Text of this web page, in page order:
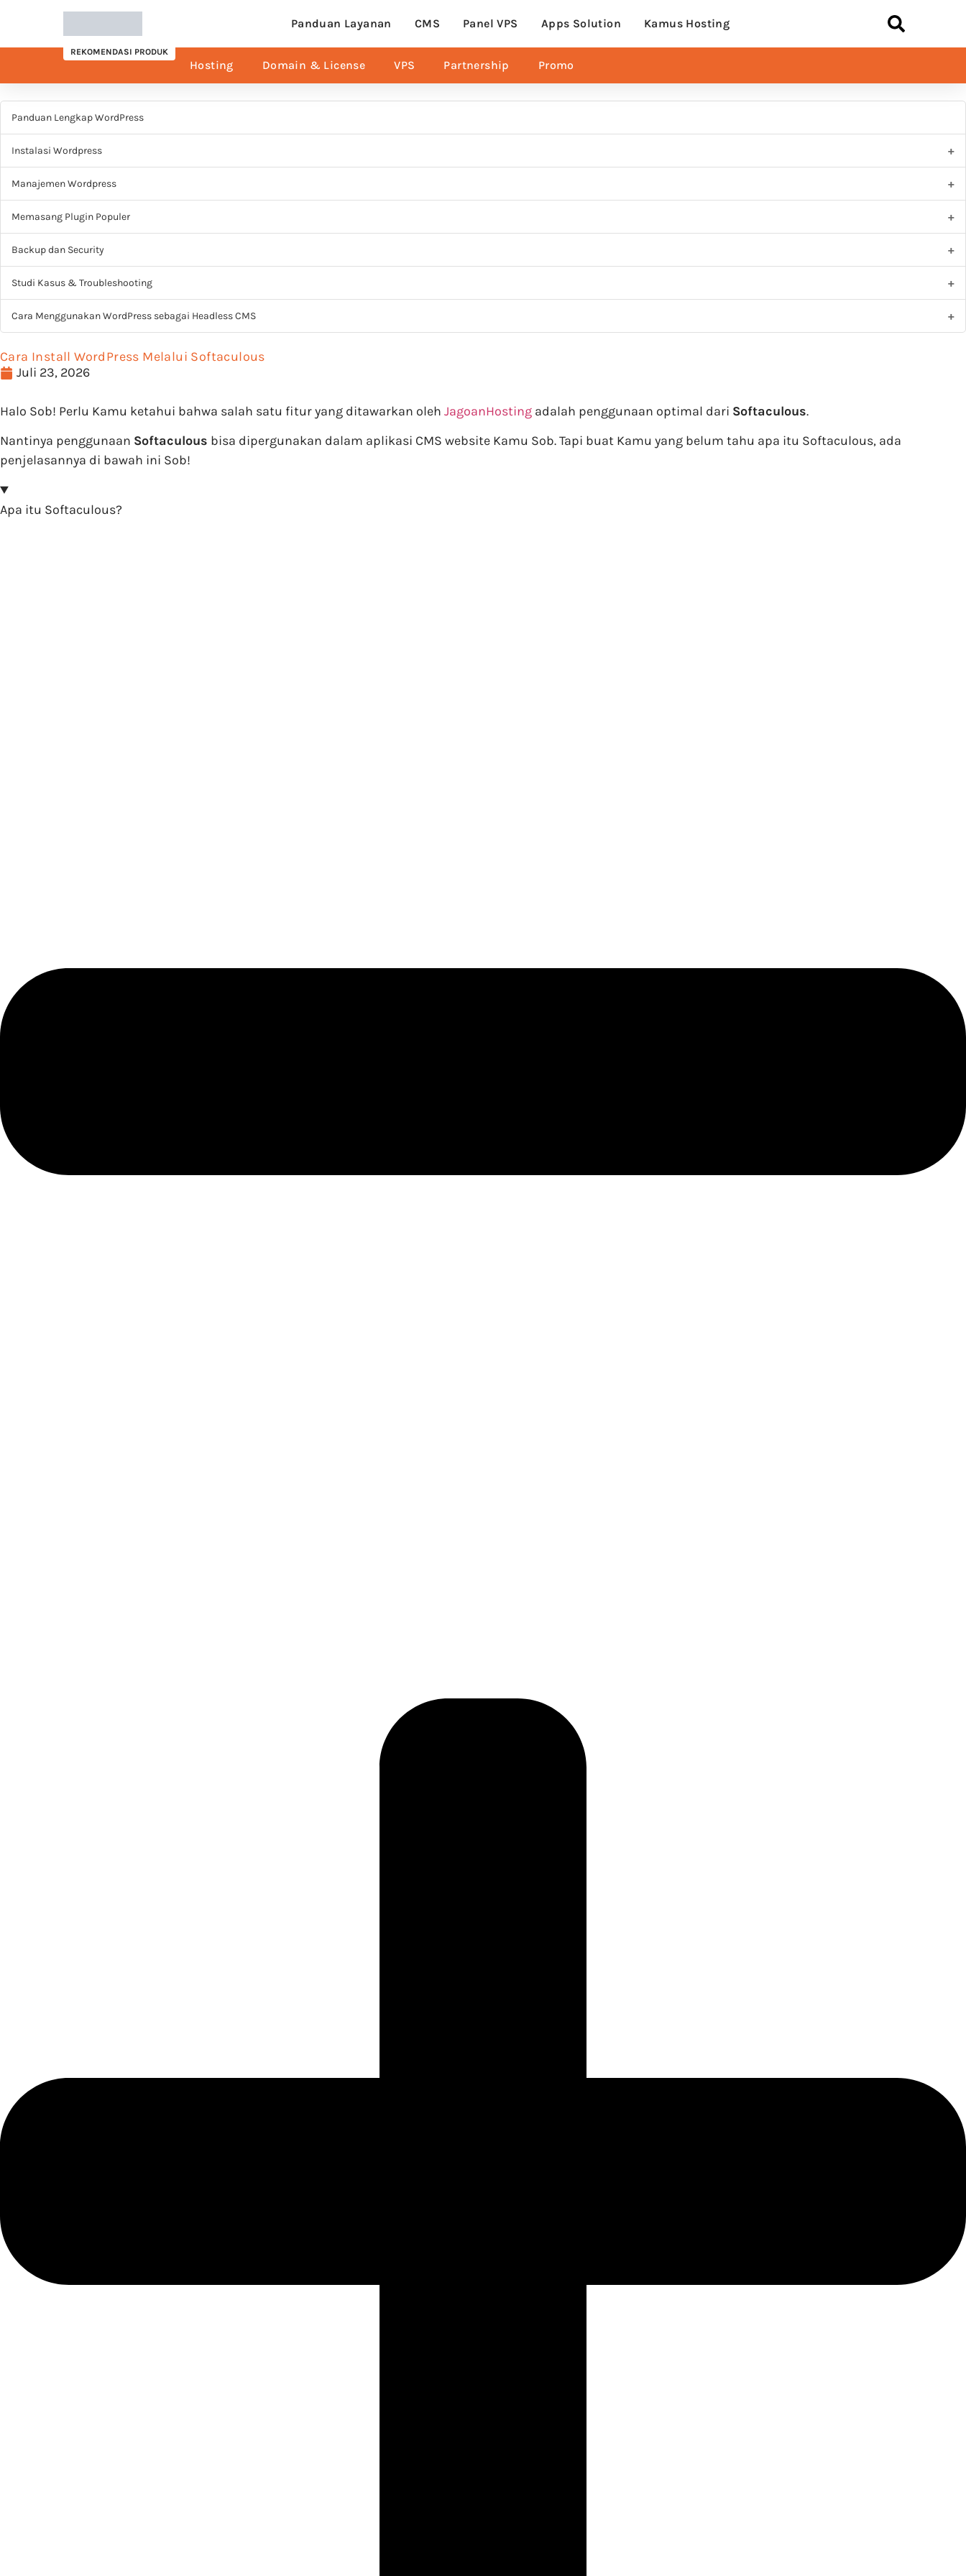
Panduan Layanan CMS Panel VPS Apps Solution Kamus Hosting
REKOMENDASI PRODUK
Hosting Domain & License VPS Partnership Promo
Panduan Lengkap WordPress
Instalasi Wordpress
Manajemen Wordpress
Memasang Plugin Populer
Backup dan Security
Studi Kasus & Troubleshooting
Cara Menggunakan WordPress sebagai Headless CMS
Cara Install WordPress Melalui Softaculous
Juli 23, 2026
Halo Sob! Perlu Kamu ketahui bahwa salah satu fitur yang ditawarkan oleh JagoanHosting adalah penggunaan optimal dari Softaculous.
Nantinya penggunaan Softaculous bisa dipergunakan dalam aplikasi CMS website Kamu Sob. Tapi buat Kamu yang belum tahu apa itu Softaculous, ada
penjelasannya di bawah ini Sob!
Apa itu Softaculous?